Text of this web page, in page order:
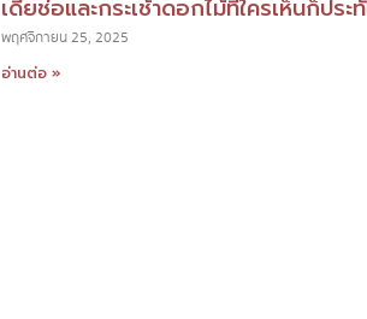
เดียช่อและกระเช้าดอกไม้ที่ใครเห็นก็ประ
พฤศจิกายน 25, 2025
อ่านต่อ »